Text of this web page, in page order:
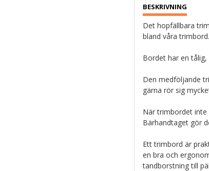
Det hopfällbara
bland våra trimbord.
Bordet har en
Den medföljande
gärna rör sig
När trimbordet inte
Bärhandtaget gör
Ett trimbord är
en bra och
tandborstning till